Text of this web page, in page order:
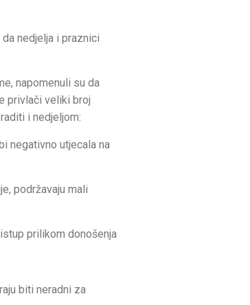
nedjelja i praznici
napomenuli su da
privlači veliki broj
i nedjeljom:
negativno utjecala na
podržavaju mali
prilikom donošenja
biti neradni za